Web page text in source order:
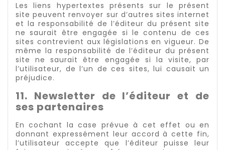
Les liens hypertextes présents sur le présent
site peuvent renvoyer sur d’autres sites internet
et la responsabilité de l’éditeur du présent site
ne saurait être engagée si le contenu de ces
sites contrevient aux législations en vigueur. De
même la responsabilité de l’éditeur du présent
site ne saurait être engagée si la visite, par
l’utilisateur, de l’un de ces sites, lui causait un
préjudice.
11. Newsletter de l’éditeur et de
ses partenaires
En cochant la case prévue à cet effet ou en
donnant expressément leur accord à cette fin,
l’utilisateur accepte que l’éditeur puisse leur